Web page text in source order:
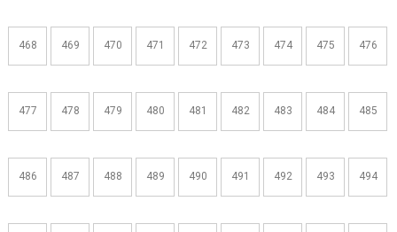
468 469 470 471 472 473 474 475 476
477 478 479 480 481 482 483 484 485
486 487 488 489 490 491 492 493 494